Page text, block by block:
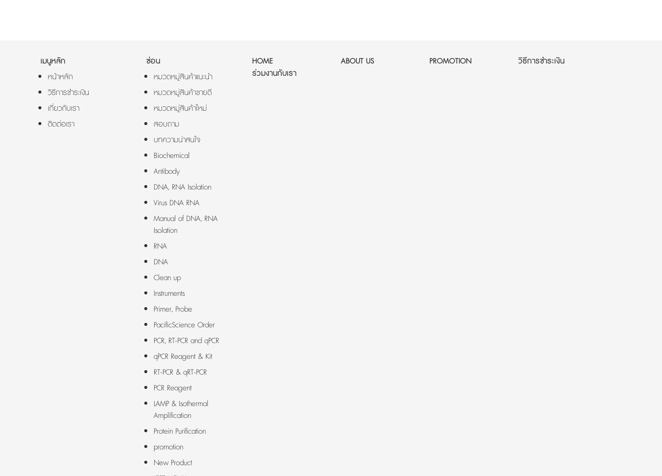
เมนูหลัก
หน้าหลัก
วิธีการชำระเงิน
เกี่ยวกับเรา
ติดต่อเรา
ซ่อน
หมวดหมู่สินค้าแนะนำ
หมวดหมู่สินค้าขายดี
หมวดหมู่สินค้าใหม่
สอบถาม
บทความน่าสนใจ
Biochemical
Antibody
DNA, RNA Isolation
Virus DNA RNA
Manual of DNA, RNA
Isolation
RNA
DNA
Clean up
Instruments
Primer, Probe
PacificScience Order
PCR, RT-PCR and qPCR
qPCR Reagent & Kit
RT-PCR & qRT-PCR
PCR Reagent
LAMP & Isothermal
Amplification
Protein Purification
promotion
New Product
HOME ABOUT US PROMOTION
วิธีการชำระเงิน
ร่วมงานกับเรา